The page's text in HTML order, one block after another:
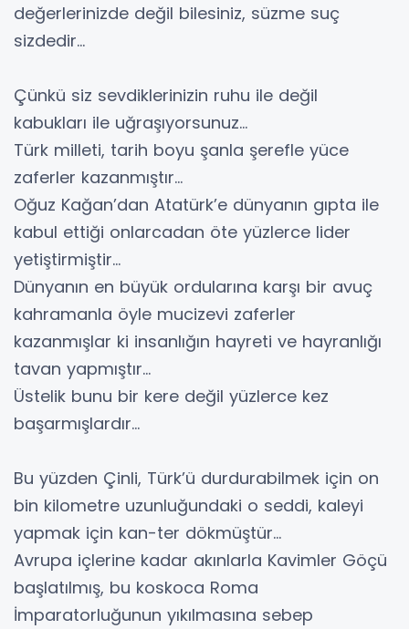
değerlerinizde değil bilesiniz, süzme suç
sizdedir…
Çünkü siz sevdiklerinizin ruhu ile değil
kabukları ile uğraşıyorsunuz…
Türk milleti, tarih boyu şanla şerefle yüce
zaferler kazanmıştır…
Oğuz Kağan’dan Atatürk’e dünyanın gıpta ile
kabul ettiği onlarcadan öte yüzlerce lider
yetiştirmiştir…
Dünyanın en büyük ordularına karşı bir avuç
kahramanla öyle mucizevi zaferler
kazanmışlar ki insanlığın hayreti ve hayranlığı
tavan yapmıştır…
Üstelik bunu bir kere değil yüzlerce kez
başarmışlardır…
Bu yüzden Çinli, Türk’ü durdurabilmek için on
bin kilometre uzunluğundaki o seddi, kaleyi
yapmak için kan-ter dökmüştür…
Avrupa içlerine kadar akınlarla Kavimler Göçü
başlatılmış, bu koskoca Roma
İmparatorluğunun yıkılmasına sebep